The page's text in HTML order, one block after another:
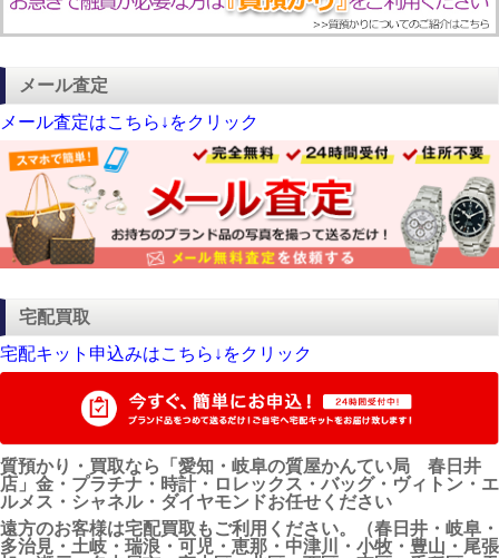
メール査定
メール査定はこちら↓をクリック
宅配買取
宅配キット申込みはこちら↓をクリック
質預かり・買取なら「愛知・岐阜の質屋かんてい局 春日井
店」金・プラチナ・時計・ロレックス・バッグ・ヴィトン・エ
ルメス・シャネル・ダイヤモンドお任せください
遠方のお客様は宅配買取もご利用ください。（春日井・岐阜・
多治見・土岐・瑞浪・可児・恵那・中津川・小牧・豊山・尾張